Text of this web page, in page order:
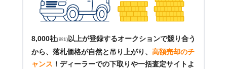
8,000社(※1)以上が登録するオークションで競り合う
から、落札価格が自然と吊り上がり、 高額売却のチ
ャンス ！ ディーラーでの下取りや一括査定サイトよ